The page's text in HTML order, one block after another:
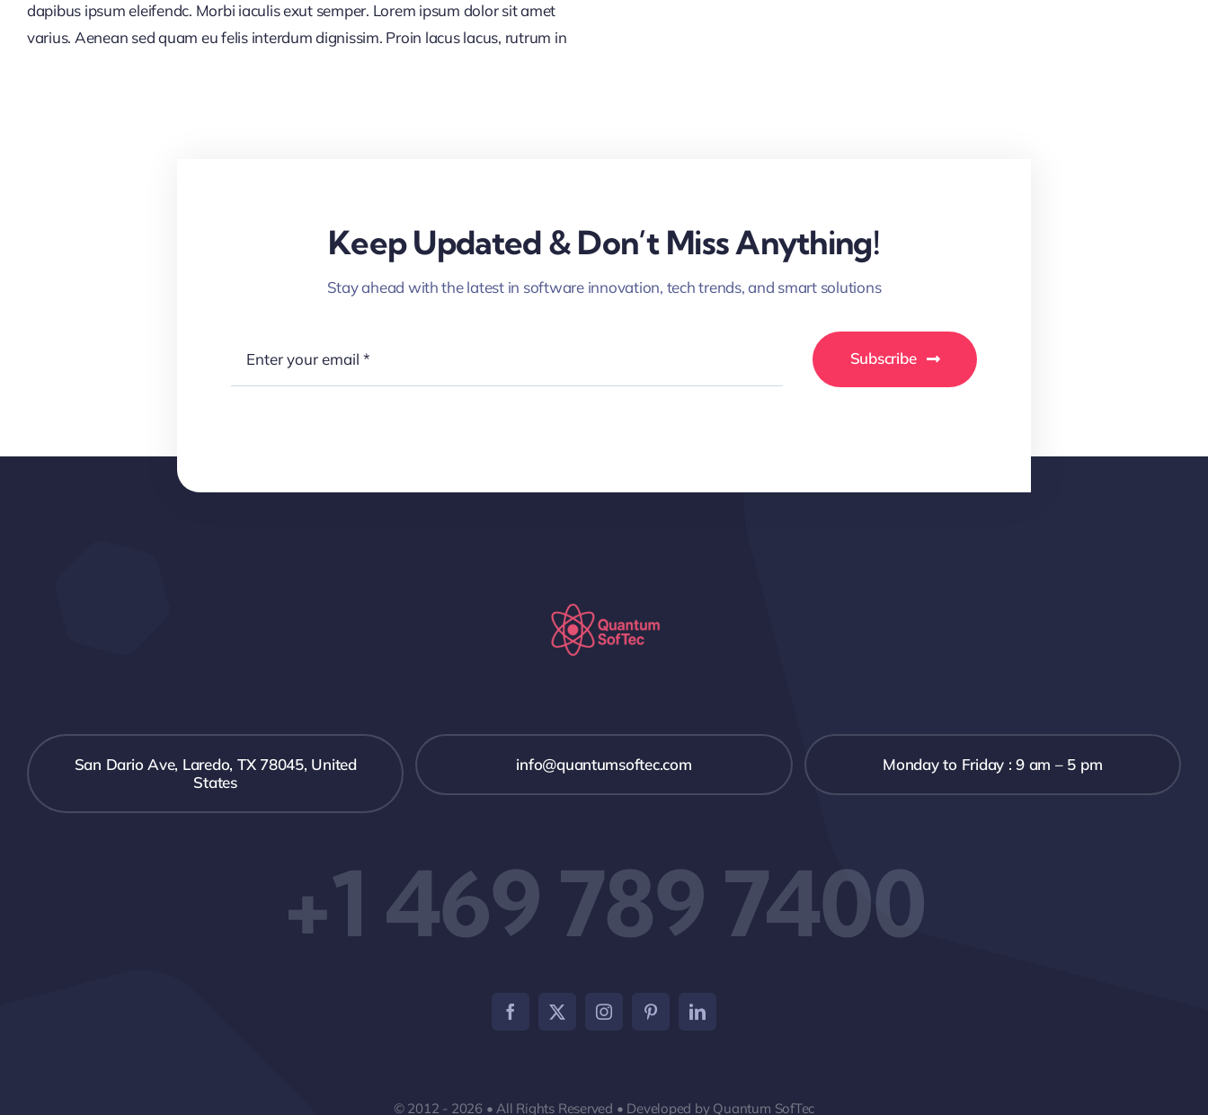
dapibus ipsum eleifendc. Morbi iaculis exut semper. Lorem ipsum dolor sit amet
varius. Aenean sed quam eu felis interdum dignissim. Proin lacus lacus, rutrum in
Keep Updated & Don’t Miss Anything!
Stay ahead with the latest in software innovation, tech trends, and smart solutions
Subscribe
San Dario Ave, Laredo, TX 78045, United
States
info@quantumsoftec.com Monday to Friday : 9 am – 5 pm
+1 469 789 7400
© 2012 - 2026 • All Rights Reserved • Developed by Quantum SofTec